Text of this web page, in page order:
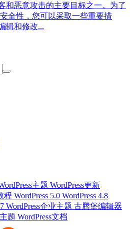
和恶意攻击的主要目标之一。为了
全性，您可以采取一些重要措
辑和修改...
主题 WordPress更新
程 WordPress 5.0 WordPress 4.8
WordPress企业主题 古腾堡编辑器
题 WordPress文档